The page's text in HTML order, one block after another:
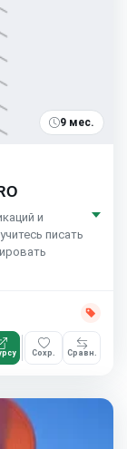
9 мес.
и
писать
Сохр. Сравн.